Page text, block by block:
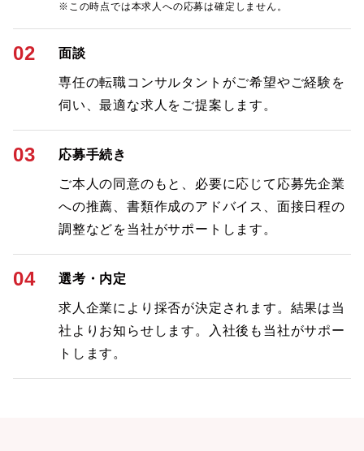
※この時点では本求人への応募は確定しません。
02 面談
専任の転職コンサルタントがご希望やご経験を
伺い、最適な求人をご提案します。
03 応募手続き
ご本人の同意のもと、必要に応じて応募先企業
への推薦、書類作成のアドバイス、面接日程の
調整などを当社がサポートします。
04 選考・内定
求人企業により採否が決定されます。結果は当
社よりお知らせします。入社後も当社がサポー
トします。